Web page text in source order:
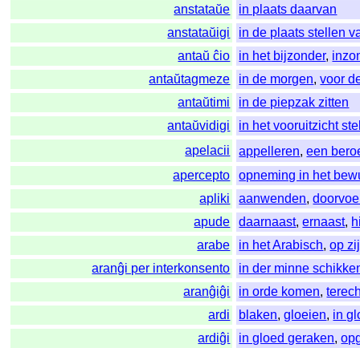
anstataŭe
in plaats daarvan
anstataŭigi
in de plaats stellen
antaŭ ĉio
in het bijzonder,
antaŭtagmeze
in de morgen,voor
antaŭtimi
in de piepzak zitten
antaŭvidigi
in het vooruitzicht
apelacii
appelleren,een
apercepto
opneming in het
apliki
aanwenden,
apude
daarnaast,ernaast,
arabe
in het Arabisch,op
aranĝi per interkonsento
in der minne
aranĝiĝi
in orde komen,
ardi
blaken,gloeien, in
ardiĝi
in gloed geraken,